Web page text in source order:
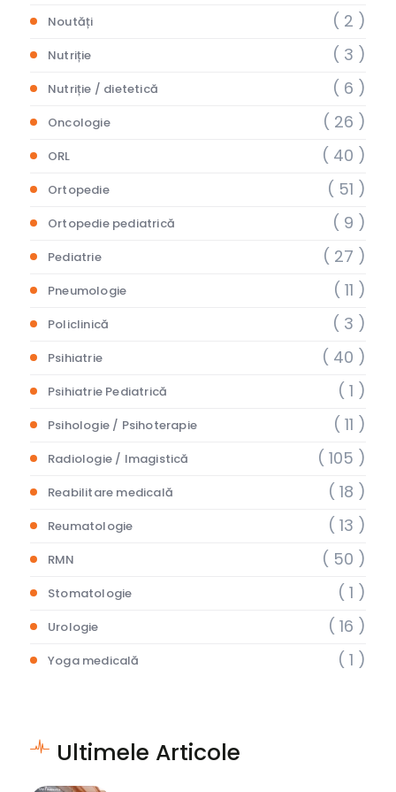
Noutăți ( 2 )
Nutriție ( 3 )
Nutriție / dietetică ( 6 )
Oncologie ( 26 )
ORL ( 40 )
Ortopedie ( 51 )
Ortopedie pediatrică ( 9 )
Pediatrie ( 27 )
Pneumologie ( 11 )
Policlinică ( 3 )
Psihiatrie ( 40 )
Psihiatrie Pediatrică ( 1 )
Psihologie / Psihoterapie ( 11 )
Radiologie / Imagistică ( 105 )
Reabilitare medicală ( 18 )
Reumatologie ( 13 )
RMN ( 50 )
Stomatologie ( 1 )
Urologie ( 16 )
Yoga medicală ( 1 )
Ultimele Articole